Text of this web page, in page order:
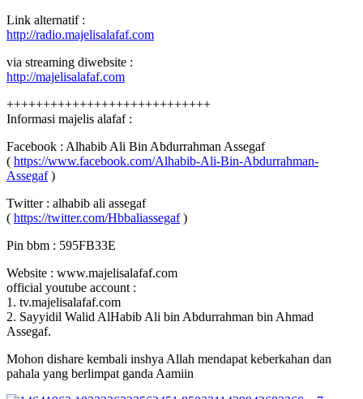
Link alternatif :
http://radio.majelisalafaf.com
via streaming diwebsite :
http://majelisalafaf.com
++++++++++++++++++++++++++++
Informasi majelis alafaf :
Facebook : Alhabib Ali Bin Abdurrahman Assegaf
( https://www.facebook.com/Alhabib-Ali-Bin-Abdurrahman-
Assegaf)
Twitter : alhabib ali assegaf
( https://twitter.com/Hbbaliassegaf)
Pin bbm : 595FB33E
Website : www.majelisalafaf.com
official youtube account :
1. tv.majelisalafaf.com
2. Sayyidil Walid AlHabib Ali bin Abdurrahman bin Ahmad
Assegaf.
Mohon dishare kembali inshya Allah mendapat keberkahan dan
pahala yang berlimpat ganda Aamiin